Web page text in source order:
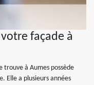
façade à
trouve à Aumes possède
Elle a plusieurs années